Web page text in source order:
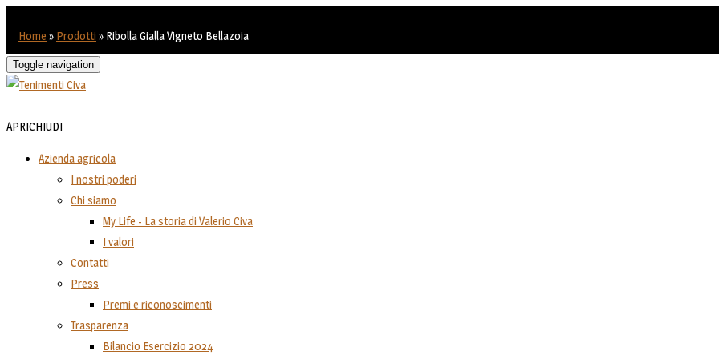
Home » Prodotti » Ribolla Gialla Vigneto Bellazoia
Toggle navigation
APRICHIUDI
Azienda agricola
I nostri poderi
Chi siamo
My Life - La storia di Valerio Civa
I valori
Contatti
Press
Premi e riconoscimenti
Trasparenza
Bilancio Esercizio 2024